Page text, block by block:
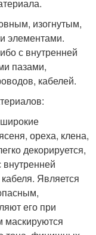
изогнутым,
элементами.
с внутренней
пазами,
кабелей.
ореха, клена,
декорируется,
Является
его при
маскируются